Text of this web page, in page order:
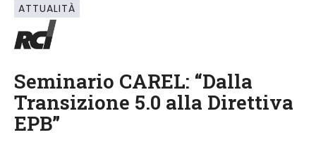
ATTUALITÀ
Seminario CAREL: “Dalla
Transizione 5.0 alla Direttiva
EPB”